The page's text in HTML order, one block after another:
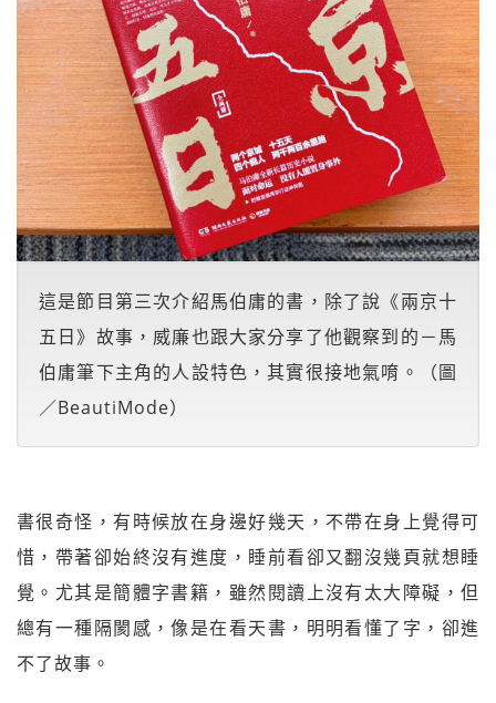
這是節目第三次介紹馬伯庸的書，除了說《兩京十
五日》故事，威廉也跟大家分享了他觀察到的－馬
伯庸筆下主角的人設特色，其實很接地氣唷。（圖
／BeautiMode）
書很奇怪，有時候放在身邊好幾天，不帶在身上覺得可
惜，帶著卻始終沒有進度，睡前看卻又翻沒幾頁就想睡
覺。尤其是簡體字書籍，雖然閱讀上沒有太大障礙，但
總有一種隔閡感，像是在看天書，明明看懂了字，卻進
不了故事。